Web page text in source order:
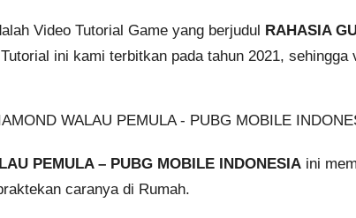
Video Tutorial Game yang berjudul RAHASIA
ini kami terbitkan pada tahun 2021, sehingga
PEMULA – PUBG MOBILE INDONESIA ini
caranya di Rumah.